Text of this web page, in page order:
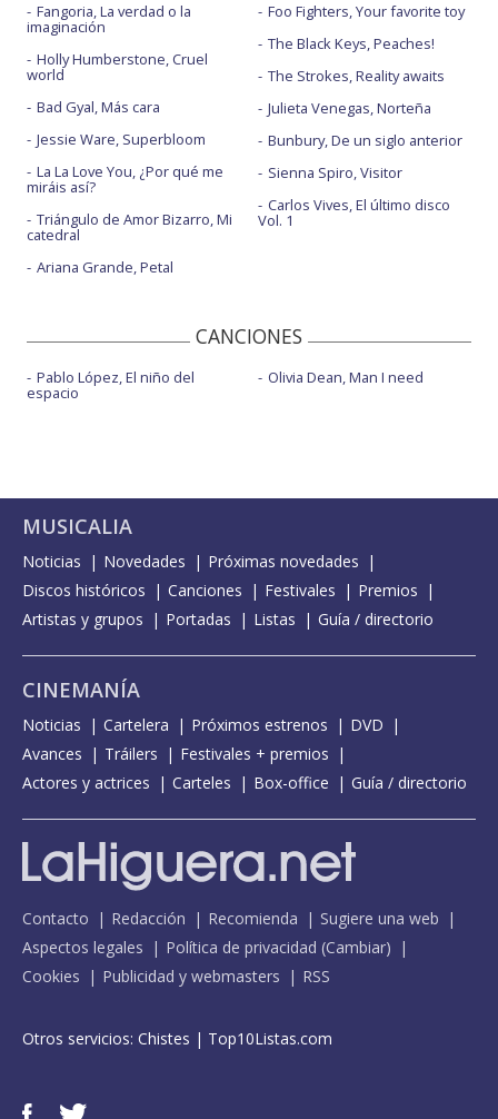
Fangoria, La verdad o la
imaginación
Holly Humberstone, Cruel
world
Bad Gyal, Más cara
Jessie Ware, Superbloom
La La Love You, ¿Por qué me
miráis así?
Triángulo de Amor Bizarro, Mi
catedral
Ariana Grande, Petal
Foo Fighters, Your favorite toy
The Black Keys, Peaches!
The Strokes, Reality awaits
Julieta Venegas, Norteña
Bunbury, De un siglo anterior
Sienna Spiro, Visitor
Carlos Vives, El último disco
Vol. 1
CANCIONES
Pablo López, El niño del
espacio
Olivia Dean, Man I need
MUSICALIA
Noticias Novedades
Próximas novedades
Discos históricos
Canciones Festivales
Premios
Artistas y grupos
Portadas Listas Guía / directorio
CINEMANÍA
Noticias Cartelera Próximos estrenos
DVD
Avances
Tráilers
Festivales + premios
Actores y actrices
Carteles Box-office Guía / directorio
Contacto Redacción Recomienda
Sugiere una web
Aspectos legales
Política de privacidad (Cambiar)
Cookies
Publicidad y webmasters RSS
Otros servicios: Chistes | Top10Listas.com